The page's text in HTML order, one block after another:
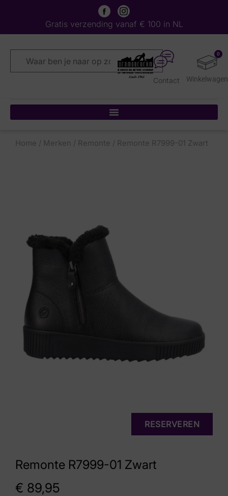
Gratis verzending vanaf € 100 in NL
0
Contact
Home / Merken / Remonte / Remonte R7999-01 Zwart
Remonte R7999-01 Zwart
€ 89,95
RESERVEREN